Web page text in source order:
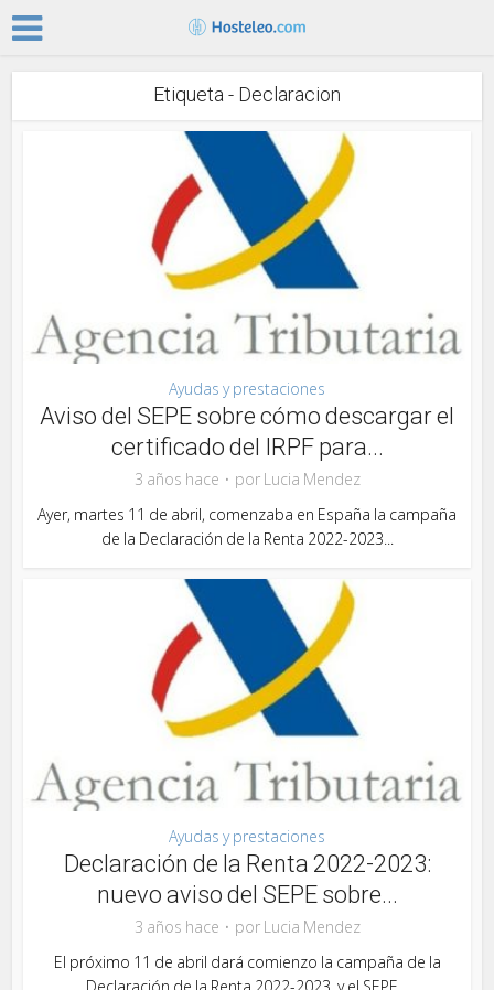
Etiqueta - Declaracion
Ayudas y prestaciones
Aviso del SEPE sobre cómo descargar el
certificado del IRPF para...
3 años hace por Lucia Mendez
Ayer, martes 11 de abril, comenzaba en España la campaña
de la Declaración de la Renta 2022-2023...
Ayudas y prestaciones
Declaración de la Renta 2022-2023:
nuevo aviso del SEPE sobre...
3 años hace por Lucia Mendez
El próximo 11 de abril dará comienzo la campaña de la